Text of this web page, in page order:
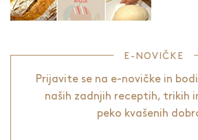
E-NOVIČKE
Prijavite se na e-novičke in
naših zadnjih receptih, trikih
peko kvašenih